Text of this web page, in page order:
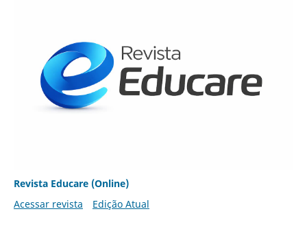
Revista Educare (Online)
Acessar revista
Edição Atual